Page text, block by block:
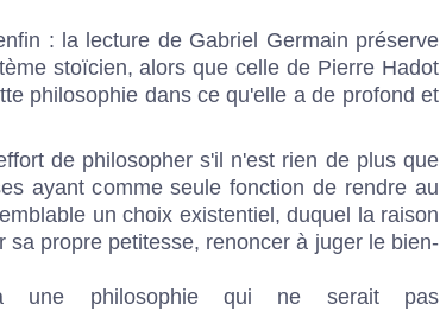
: la lecture de Gabriel Germain préserve
stoïcien, alors que celle de Pierre Hadot
philosophie dans ce qu'elle a de profond et
de philosopher s'il n'est rien de plus que
ayant comme seule fonction de rendre au
un choix existentiel, duquel la raison
sa propre petitesse, renoncer à juger le bien-
une philosophie qui ne serait pas